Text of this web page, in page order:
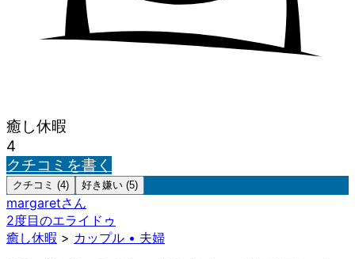
癒し休暇
4
クチコミを書く
クチコミ (4) 好き嫌い (5)
margaretさん
2度目のエライドゥ
癒し休暇 > カップル • 夫婦